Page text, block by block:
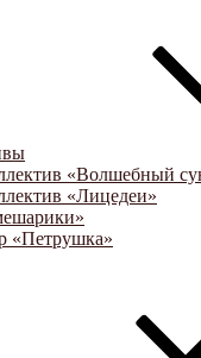
«Волшебный
«Лицедеи»
«Петрушка»